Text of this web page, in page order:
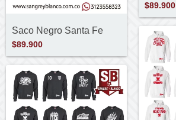
Saco Negro Santa Fe
$89.900
$89.900